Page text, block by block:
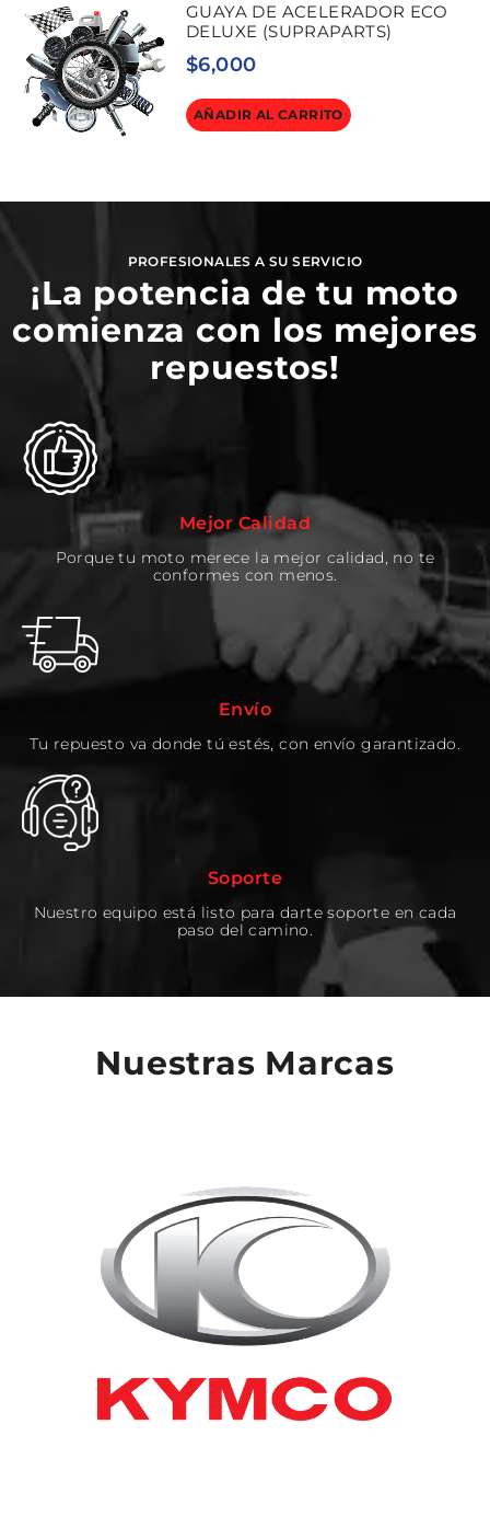
GUAYA DE ACELERADOR ECO
DELUXE (SUPRAPARTS)
$6,000
AÑADIR AL CARRITO
PROFESIONALES A SU SERVICIO
¡La potencia de tu moto
comienza con los mejores
repuestos!
Mejor Calidad
Porque tu moto merece la mejor calidad, no te
conformes con menos.
Envío
Tu repuesto va donde tú estés, con envío garantizado.
Soporte
Nuestro equipo está listo para darte soporte en cada
paso del camino.
Nuestras Marcas